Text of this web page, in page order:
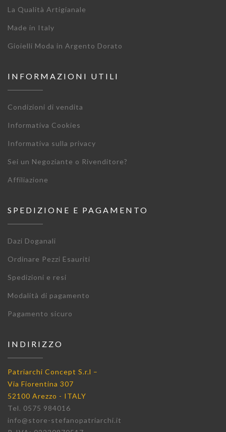
La Qualità Artigianale
Made in Italy
Gioielli Moda in Argento Dorato
INFORMAZIONI UTILI
Condizioni di vendita
Informativa Cookies
Informativa sulla privacy
Sei un Negoziante o Rivenditore?
Affiliazione
SPEDIZIONE E PAGAMENTO
Dazi Doganali
Ordinare Pezzi Esauriti
Spedizioni e resi
Modalità di pagamento
Pagamento sicuro
INDIRIZZO
Patriarchi Concept S.r.l –
Via Fiorentina 307
52100 Arezzo - ITALY
Tel. 0575 984016
info@store-stefanopatriarchi.it